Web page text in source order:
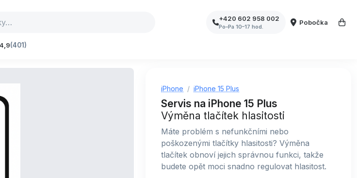
+420 602 958 002
Po–Pa 10–17 hod.
Pobočka
4,9(401)
iPhone iPhone 15 Plus
Servis na iPhone 15 Plus
Výměna tlačítek hlasitosti
Máte problém s nefunkčními nebo
poškozenými tlačítky hlasitosti? Výměna
tlačítek obnoví jejich správnou funkci, takže
budete opět moci snadno regulovat hlasitost.